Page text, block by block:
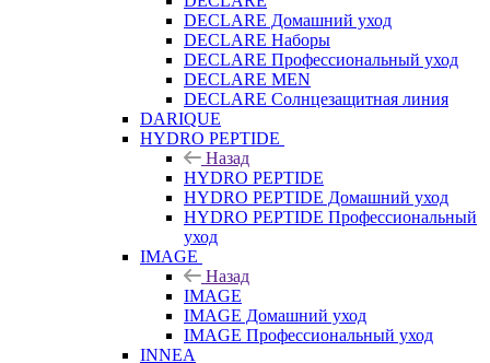
DECLARE Домашний уход
DECLARE Наборы
DECLARE Профессиональный уход
DECLARE MEN
DECLARE Солнцезащитная линия
DARIQUE
HYDRO PEPTIDE
Назад
HYDRO PEPTIDE
HYDRO PEPTIDE Домашний уход
HYDRO PEPTIDE Профессиональный
уход
IMAGE
Назад
IMAGE
IMAGE Домашний уход
IMAGE Профессиональный уход
INNEA